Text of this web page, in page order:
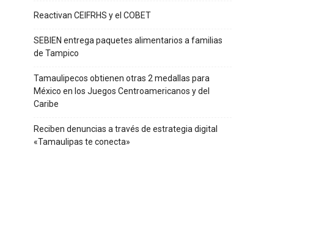
Reactivan CEIFRHS y el COBET
SEBIEN entrega paquetes alimentarios a familias
de Tampico
Tamaulipecos obtienen otras 2 medallas para
México en los Juegos Centroamericanos y del
Caribe
Reciben denuncias a través de estrategia digital
«Tamaulipas te conecta»